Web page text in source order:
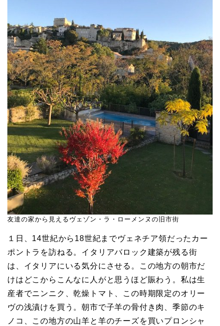
友達の家から見えるヴェゾン・ラ・ローメンヌの旧市街
１日、14世紀から18世紀までヴェネチア領だったカー
ポントラを訪ねる。イタリアバロック建築が残る街
は、イタリアにいる気分にさせる。この地方の朝市だ
けはどこからこんなに人がと思うほど賑わう。私は生
産者でニンニク、乾燥トマト、この時期限定のオリー
ヴの浅漬けを買う。朝市で子羊の骨付き肉、季節のキ
ノコ、この地方の山羊と羊のチーズを買いプロンシャ